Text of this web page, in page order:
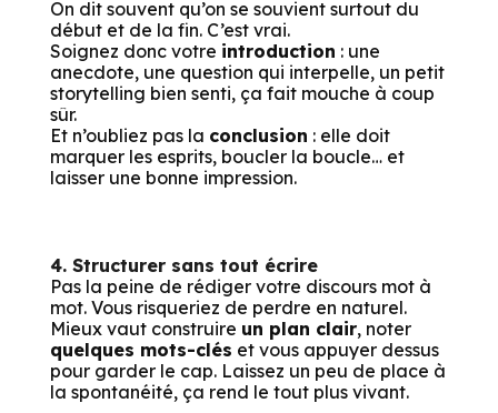
On dit souvent qu’on se souvient surtout du
début et de la fin. C’est vrai.
Soignez donc votre introduction : une
anecdote, une question qui interpelle, un petit
storytelling bien senti, ça fait mouche à coup
sûr.
Et n’oubliez pas la conclusion : elle doit
marquer les esprits, boucler la boucle… et
laisser une bonne impression.
4. Structurer sans tout écrire
Pas la peine de rédiger votre discours mot à
mot. Vous risqueriez de perdre en naturel.
Mieux vaut construire un plan clair, noter
quelques mots-clés et vous appuyer dessus
pour garder le cap. Laissez un peu de place à
la spontanéité, ça rend le tout plus vivant.